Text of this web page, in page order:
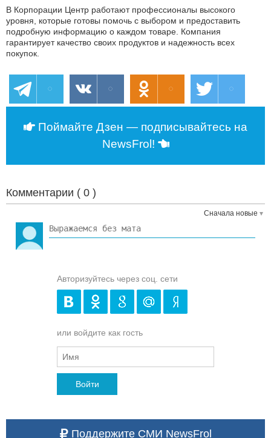
В Корпорации Центр работают профессионалы высокого
уровня, которые готовы помочь с выбором и предоставить
подробную информацию о каждом товаре. Компания
гарантирует качество своих продуктов и надежность всех
покупок.
Поймайте Дзен — подписывайтесь на
NewsFrol!
Комментарии ( 0 )
Сначала новые
Авторизуйтесь через соц. сети
или войдите как гость
Войти
Поддержите СМИ NewsFrol